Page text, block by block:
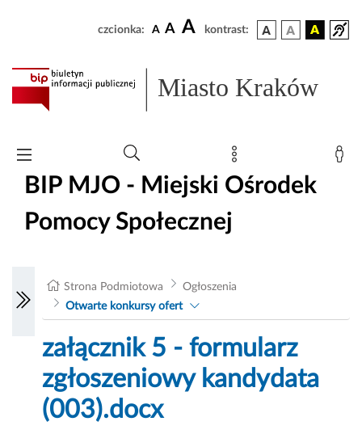
czcionka: A A A kontrast:
Miasto Kraków
BIP MJO - Miejski Ośrodek
Pomocy Społecznej
Strona Podmiotowa
Ogłoszenia
Otwarte konkursy ofert
załącznik 5 - formularz
zgłoszeniowy kandydata
(003).docx